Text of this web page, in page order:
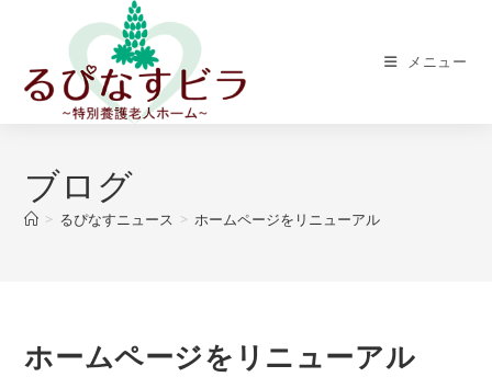
メニュー
ブログ
> るぴなすニュース > ホームページをリニューアル
ホームページをリニューアル